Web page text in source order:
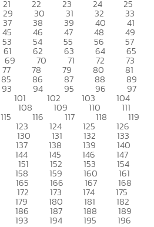
21 22 23 24 25
29 30 31 32 33
37 38 39 40 41
45 46 47 48 49
53 54 55 56 57
61 62 63 64 65
69 70 71 72 73
77 78 79 80 81
85 86 87 88 89
93 94 95 96 97
101 102 103 104
108 109 110 111
115 116 117 118 119
123 124 125 126
130 131 132 133
137 138 139 140
144 145 146 147
151 152 153 154
158 159 160 161
165 166 167 168
172 173 174 175
179 180 181 182
186 187 188 189
193 194 195 196